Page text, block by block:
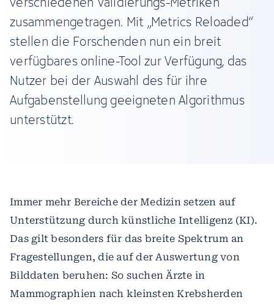
zusammengetragen. Mit „Metrics Reloaded“
stellen die Forschenden nun ein breit
verfügbares online-Tool zur Verfügung, das
Nutzer bei der Auswahl des für ihre
Aufgabenstellung geeigneten Algorithmus
unterstützt.
Immer mehr Bereiche der Medizin setzen auf
Unterstützung durch künstliche Intelligenz (KI).
Das gilt besonders für das breite Spektrum an
Fragestellungen, die auf der Auswertung von
Bilddaten beruhen: So suchen Ärzte in
Mammographien nach kleinsten Krebsherden